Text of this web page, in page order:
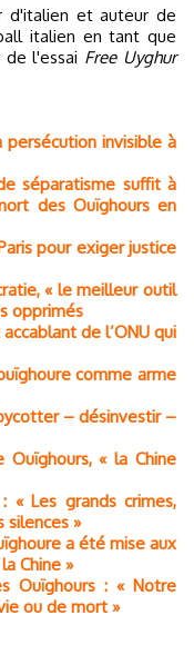
d'italien et auteur de
italien en tant que
l'essai Free Uyghur
persécution invisible à
séparatisme suffit à
des Ouïghours en
pour exiger justice
« le meilleur outil
opprimés
de l’ONU qui
comme arme
– désinvestir –
« la Chine
« Les grands crimes,
silences »
a été mise aux
Chine »
Ouïghours : « Notre
ou de mort »